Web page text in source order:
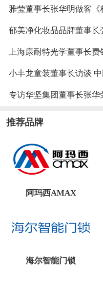
雅莹董事长张华明做客《
郁美净化妆品品牌董事长
上海康耐特光学董事长费
小丰龙童装董事长访谈
推荐品牌
阿玛西AMAX
海尔智能门锁